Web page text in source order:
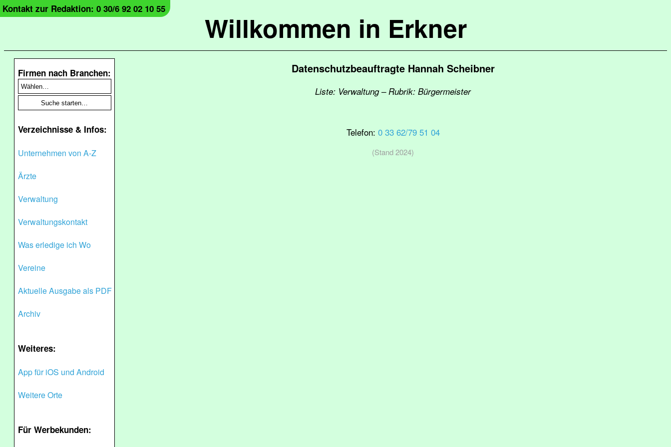
Willkommen in Erkner
Kontakt zur Redaktion: 0 30/6 92 02 10 55
Firmen nach Branchen:
Verzeichnisse & Infos:
Unternehmen von A-Z
Ärzte
Verwaltung
Verwaltungskontakt
Was erledige ich Wo
Vereine
Aktuelle Ausgabe als PDF
Archiv
Weiteres:
App für iOS und Android
Weitere Orte
Für Werbekunden:
Datenschutzbeauftragte Hannah Scheibner
Liste: Verwaltung – Rubrik: Bürgermeister
Telefon: 0 33 62/79 51 04
(Stand 2024)